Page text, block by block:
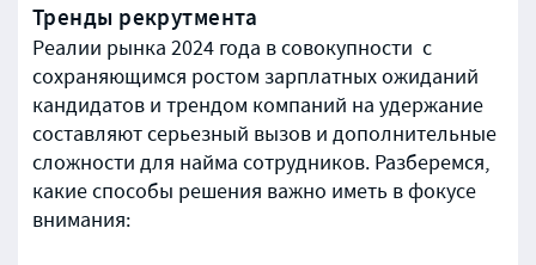
Тренды рекрутмента
Реалии рынка 2024 года в совокупности с
сохраняющимся ростом зарплатных ожиданий
кандидатов и трендом компаний на удержание
составляют серьезный вызов и дополнительные
сложности для найма сотрудников.​ Разберемся,
какие способы решения важно иметь в фокусе
внимания: